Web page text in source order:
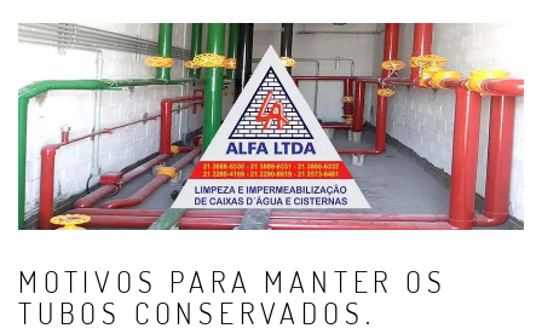
MOTIVOS PARA MANTER OS
TUBOS CONSERVADOS.